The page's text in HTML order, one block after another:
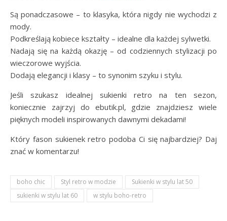
Są ponadczasowe – to klasyka, która nigdy nie wychodzi z
mody.
Podkreślają kobiece kształty – idealne dla każdej sylwetki.
Nadają się na każdą okazję – od codziennych stylizacji po
wieczorowe wyjścia.
Dodają elegancji i klasy – to synonim szyku i stylu.
Jeśli szukasz idealnej sukienki retro na ten sezon,
koniecznie zajrzyj do ebutik.pl, gdzie znajdziesz wiele
pięknych modeli inspirowanych dawnymi dekadami!
Który fason sukienek retro podoba Ci się najbardziej? Daj
znać w komentarzu!
boho chic Styl retro w modzie
Sukienki w stylu lat 50
sukienki w stylu lat 60
w stylu boho-retro